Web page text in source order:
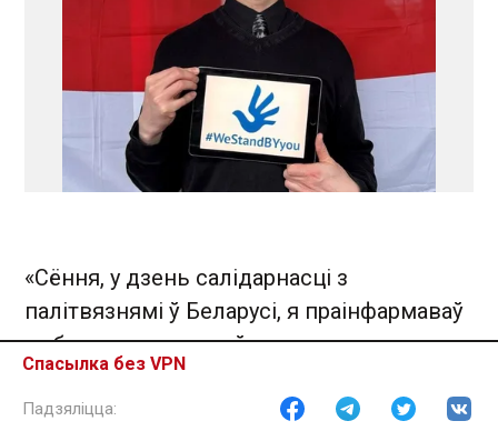
«Сёння, у дзень салідарнасці з
палітвязнямі ў Беларусі, я праінфармаваў
амбасаду, што я стаў хросным
палітзняволенай Алесі Лянцэвіч. Я
выказваю падтрымку Лянцэвіч, якая
Спасылка без VPN